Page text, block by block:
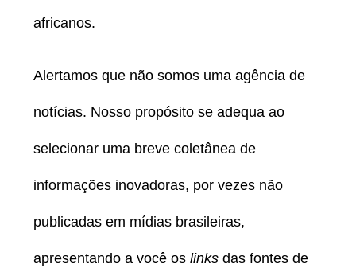
africanos.
Alertamos que não somos uma agência de
notícias. Nosso propósito se adequa ao
selecionar uma breve coletânea de
informações inovadoras, por vezes não
publicadas em mídias brasileiras,
apresentando a você oslinks das fontes de